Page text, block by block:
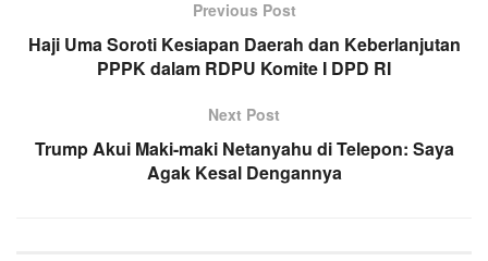
o
e
A
p
g
r
a
l e
Previous Post
Haji Uma Soroti Kesiapan Daerah dan Keberlanjutan
PPPK dalam RDPU Komite I DPD RI
Next Post
Trump Akui Maki-maki Netanyahu di Telepon: Saya
Agak Kesal Dengannya